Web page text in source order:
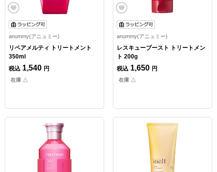
anummy(アニュミー)
リペアメルティ トリートメント
350ml
税込 1,540 円
在庫 △
anummy(アニュミー)
レスキューブースト トリートメン
ト 200g
税込 1,650 円
在庫 △